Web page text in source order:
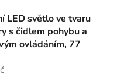
LED světlo ve tvaru
s čidlem pohybu a
ovládáním, 77